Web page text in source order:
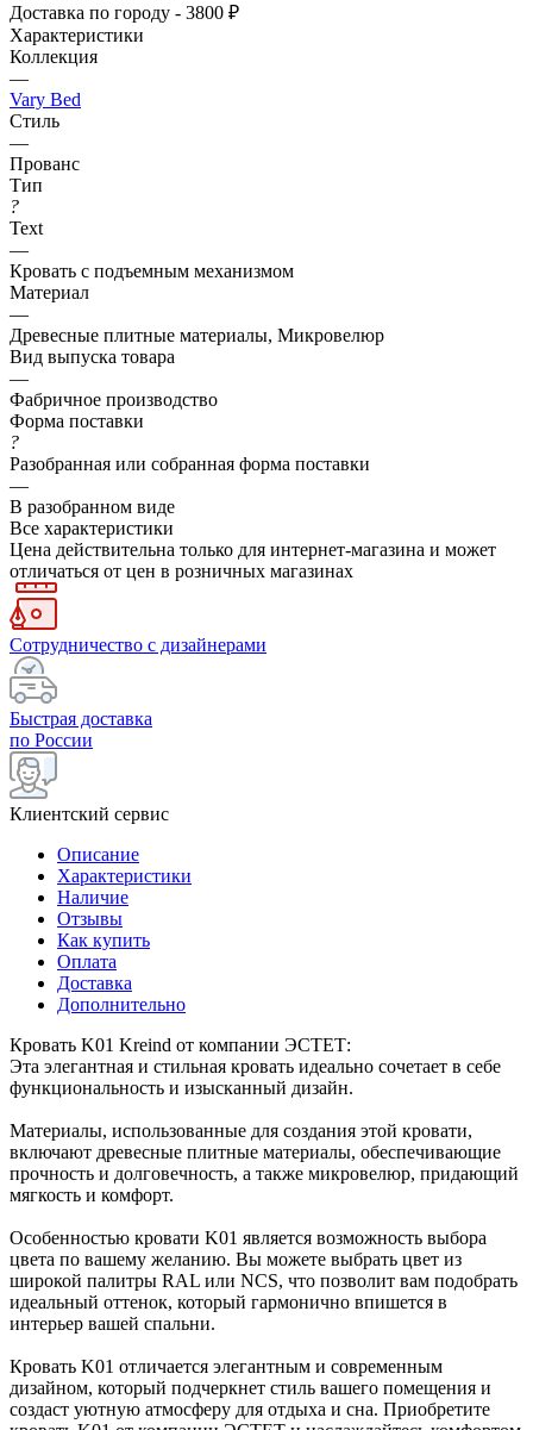
Доставка по городу - 3800 ₽
Характеристики
Коллекция
—
Vary Bed
Стиль
—
Прованс
Тип
?
Text
—
Кровать с подъемным механизмом
Материал
—
Древесные плитные материалы, Микровелюр
Вид выпуска товара
—
Фабричное производство
Форма поставки
?
Разобранная или собранная форма поставки
—
В разобранном виде
Все характеристики
Цена действительна только для интернет-магазина и может
отличаться от цен в розничных магазинах
Сотрудничество с дизайнерами
Быстрая доставка
по России
Клиентский сервис
Описание
Характеристики
Наличие
Отзывы
Как купить
Оплата
Доставка
Дополнительно
Кровать K01 Kreind от компании ЭСТЕТ:
Эта элегантная и стильная кровать идеально сочетает в себе
функциональность и изысканный дизайн.
Материалы, использованные для создания этой кровати,
включают древесные плитные материалы, обеспечивающие
прочность и долговечность, а также микровелюр, придающий
мягкость и комфорт.
Особенностью кровати K01 является возможность выбора
цвета по вашему желанию. Вы можете выбрать цвет из
широкой палитры RAL или NCS, что позволит вам подобрать
идеальный оттенок, который гармонично впишется в
интерьер вашей спальни.
Кровать K01 отличается элегантным и современным
дизайном, который подчеркнет стиль вашего помещения и
создаст уютную атмосферу для отдыха и сна. Приобретите